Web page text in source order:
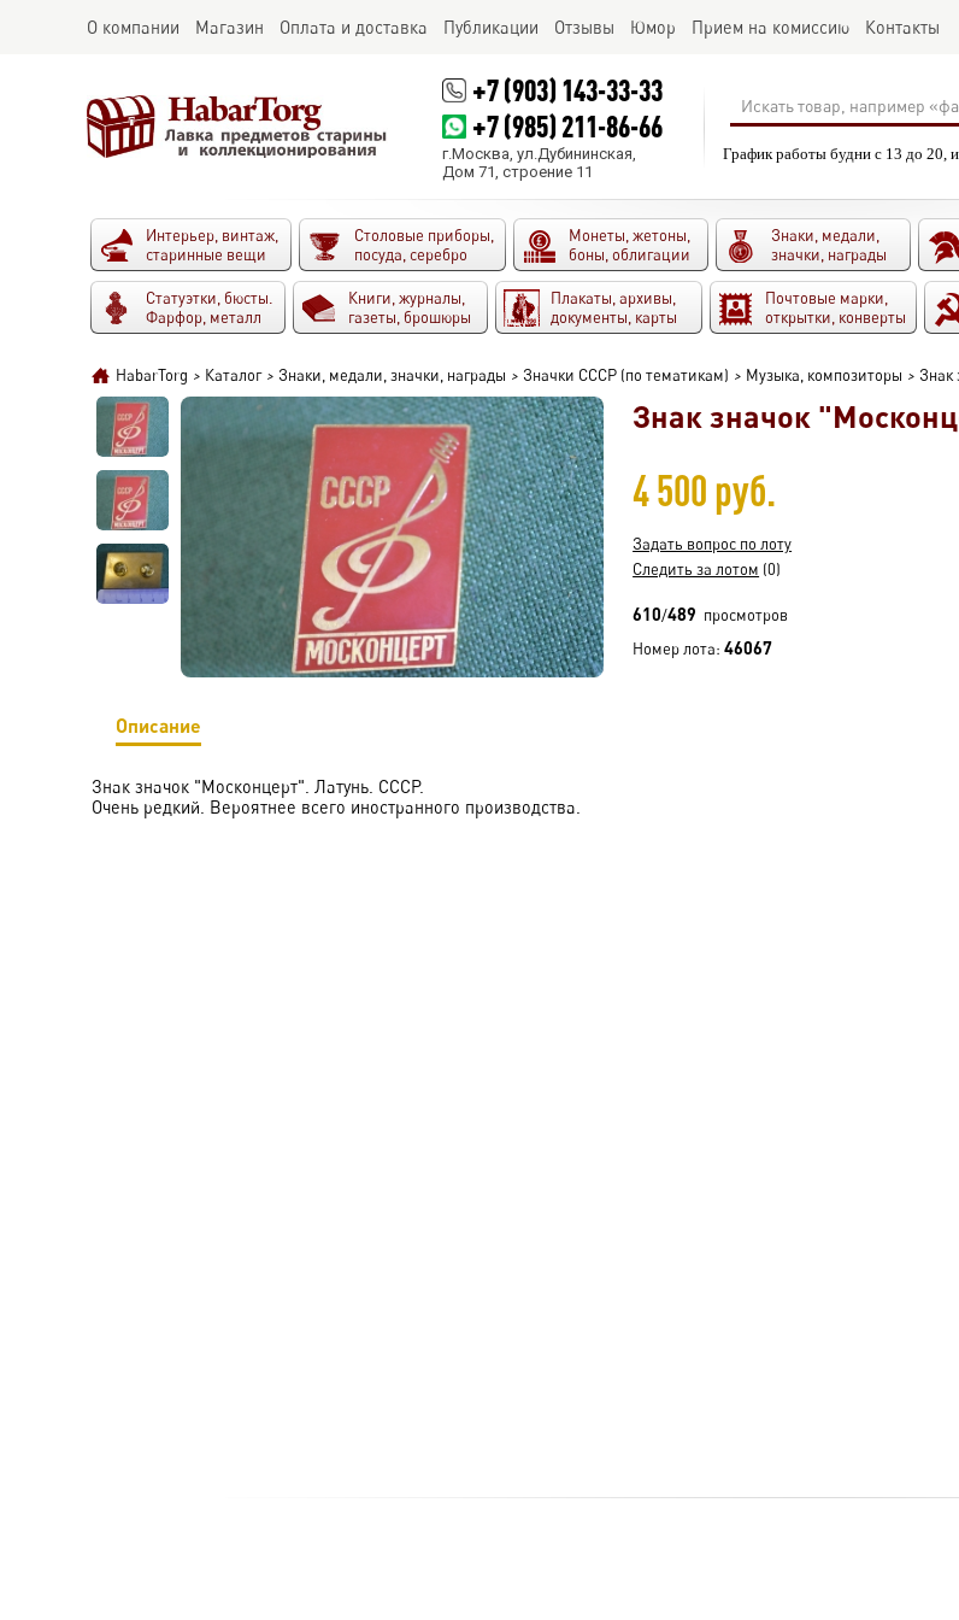
О компании Магазин Оплата и доставка Публикации Отзывы Юмор Прием на комиссию Контакты
+7 (903) 143-33-33
+7 (985) 211-86-66
г.Москва, ул.Дубининская,
Дом 71, строение 11
График работы будни с 13 до 20,
Интерьер, винтаж,
старинные вещи
Столовые приборы,
посуда, серебро
Монеты, жетоны,
боны, облигации
Знаки, медали,
значки, награды
Статуэтки, бюсты.
Фарфор, металл
Книги, журналы,
газеты, брошюры
Плакаты, архивы,
документы, карты
Почтовые марки,
открытки, конверты
HabarTorg > Каталог > Знаки, медали, значки, награды > Значки СССР (по тематикам) > Музыка, композиторы > Знак
Знак значок
4 500 руб.
Задать вопрос по лоту
Следить за лотом (0)
610/489 просмотров
Номер лота:46067
Описание
Знак значок "Москонцерт". Латунь. СССР.
Очень редкий. Вероятнее всего иностранного производства.